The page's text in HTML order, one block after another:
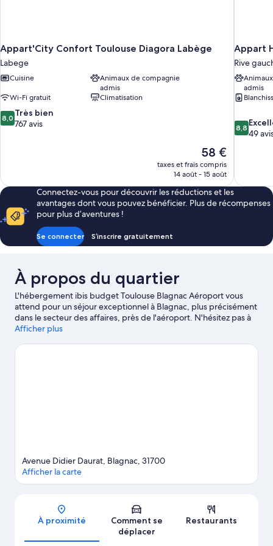
Appart'City Confort Toulouse Diagora Labège
Labege
Cuisine
Animaux de compagnie
admis
Wi-Fi gratuit
Climatisation
8.0
sur
8,0 Très bien
767 avis
Le
nouveau
prix
de
58 €
58 €
taxes et frais compris
14 août - 15 août
Appart
Rive
admis
8.8
sur
8,8
49
Connectez-vous pour découvrir les réductions et les
avantages dont vous pouvez bénéficier. Plus de récompenses
pour plus d’aventures !
Se connecter S’inscrire gratuitement
À propos du quartier
L'hébergement ibis budget Toulouse Blagnac Aéroport vous
attend pour un séjour exceptionnel à Blagnac, plus précisément
dans le secteur des affaires, près de l'aéroport. N'hésitez pas à
visiter quelques curiosités locales telles que les célèbres Cité de
vous ne préfériez faire le plein d'aventures aux sympathiques
Afficher plus
Carte
Avenue Didier Daurat, Blagnac, 31700
Afficher la carte
À proximité
Comment se
déplacer
Restaurants